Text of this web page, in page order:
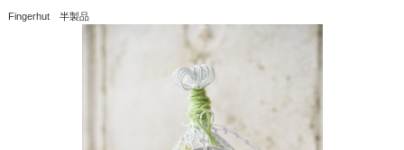
Fingerhut 半製品